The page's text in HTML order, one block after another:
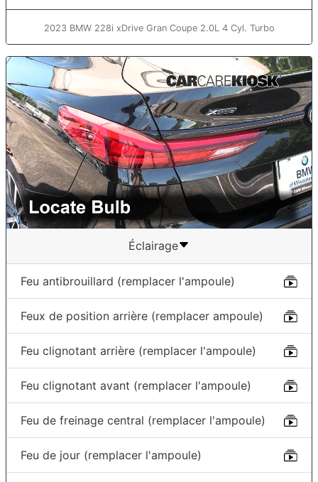
2023 BMW 228i xDrive Gran Coupe 2.0L 4 Cyl. Turbo
Éclairage
Feu antibrouillard (remplacer l'ampoule)
Feux de position arrière (remplacer ampoule)
Feu clignotant arrière (remplacer l'ampoule)
Feu clignotant avant (remplacer l'ampoule)
Feu de freinage central (remplacer l'ampoule)
Feu de jour (remplacer l'ampoule)